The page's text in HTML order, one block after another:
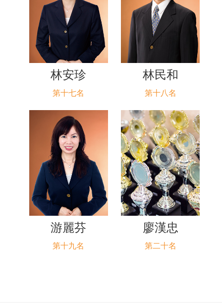
林安珍
第十七名
林民和
第十八名
游麗芬
第十九名
廖漢忠
第二十名